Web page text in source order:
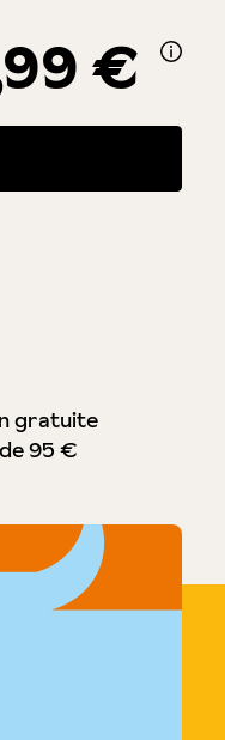
€
ou diminuer la quantité.
gratuite
95 €